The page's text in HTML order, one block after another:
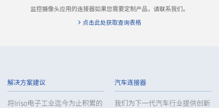
监控摄像头应用的连接器如果您需要定制产品，请联系我们。
点击此处获取查询表格
解决方案建议
将Iriso电子工业迄今为止积累的
汽车连接器
我们为下一代汽车行业提供创新